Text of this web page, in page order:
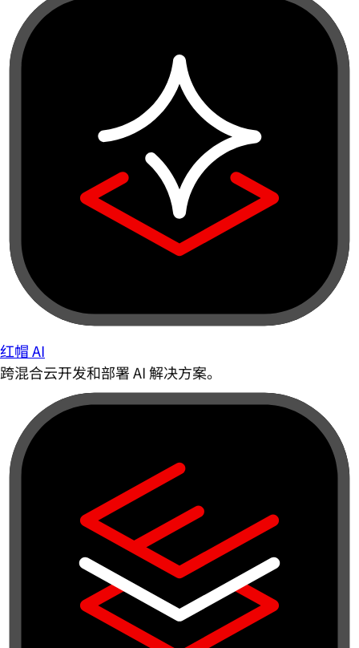
红帽 AI
跨混合云开发和部署 AI 解决方案。